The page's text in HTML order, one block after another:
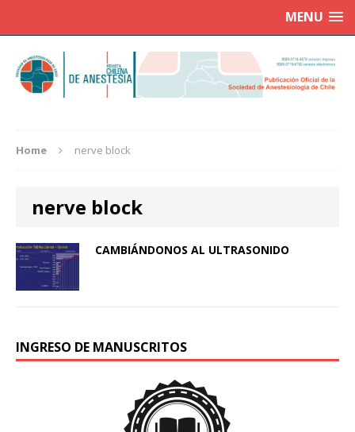
MENU
Home nerve block
nerve block
CAMBIÁNDONOS AL ULTRASONIDO
INGRESO DE MANUSCRITOS